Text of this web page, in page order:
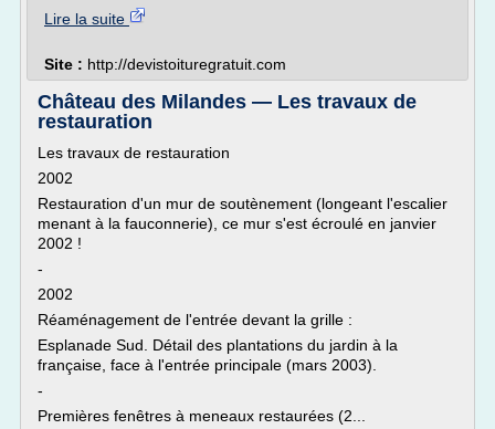
Lire la suite
Site : http://devistoituregratuit.com
Château des Milandes — Les travaux de
restauration
Les travaux de restauration
2002
Restauration d'un mur de soutènement (longeant l'escalier
menant à la fauconnerie), ce mur s'est écroulé en janvier
2002 !
-
2002
Réaménagement de l'entrée devant la grille :
Esplanade Sud. Détail des plantations du jardin à la
française, face à l'entrée principale (mars 2003).
-
Premières fenêtres à meneaux restaurées (2...